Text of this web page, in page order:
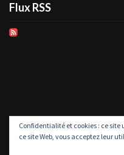
Flux RSS
Confidentialité et cookies : ce
ce site Web, vous acceptez leur